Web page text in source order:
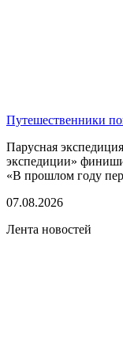
Путешественники
Парусная
экспедиции»
«В прошлом году
07.08.2026
Лента новостей